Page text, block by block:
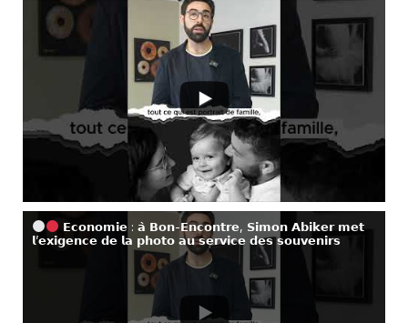
𝗘𝗰𝗼𝗻𝗼𝗺𝗶𝗲 : 𝗮̀ 𝗕𝗼𝗻-𝗘𝗻𝗰𝗼𝗻𝘁𝗿𝗲, 𝗦𝗶𝗺𝗼𝗻 𝗔𝗯𝗶𝗸𝗲𝗿 𝗺𝗲𝘁
𝗹’𝗲𝘅𝗶𝗴𝗲𝗻𝗰𝗲 𝗱𝗲 𝗹𝗮 𝗽𝗵𝗼𝘁𝗼 𝗮𝘂 𝘀𝗲𝗿𝘃𝗶𝗰𝗲 𝗱𝗲𝘀 𝘀𝗼𝘂𝘃𝗲𝗻𝗶𝗿𝘀